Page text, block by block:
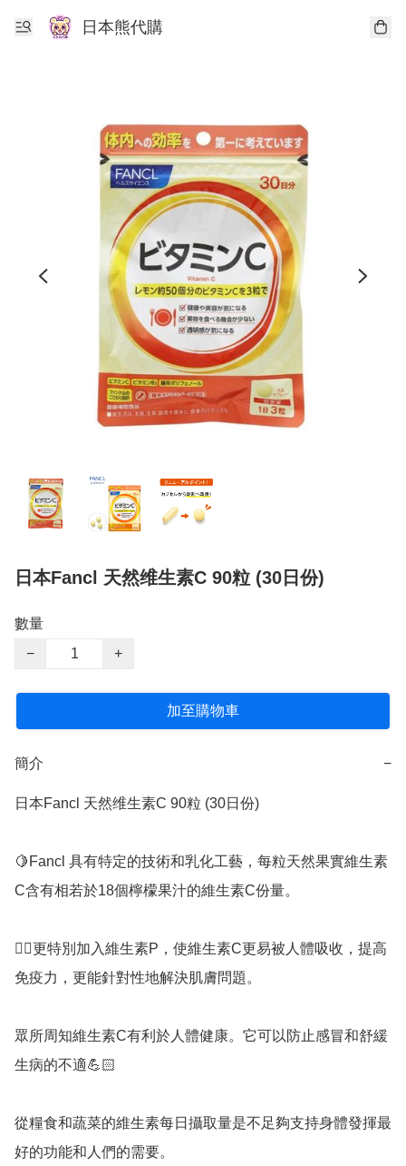
日本熊代購
日本Fancl 天然维生素C 90粒 (30日份)
數量
−
+
加至購物車
簡介 −
日本Fancl 天然维生素C 90粒 (30日份)
🍋Fancl 具有特定的技術和乳化工藝，每粒天然果實維生素
C含有相若於18個檸檬果汁的維生素C份量。
👉🏻更特別加入維生素P，使維生素C更易被人體吸收，提高
免疫力，更能針對性地解決肌膚問題。
眾所周知維生素C有利於人體健康。它可以防止感冒和舒緩
生病的不適💪🏻
從糧食和蔬菜的維生素每日攝取量是不足夠支持身體發揮最
好的功能和人們的需要。